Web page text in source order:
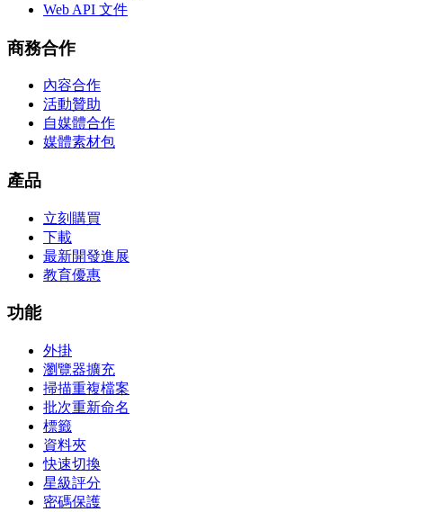
Web API 文件
商務合作
內容合作
活動贊助
自媒體合作
媒體素材包
產品
立刻購買
下載
最新開發進展
教育優惠
功能
外掛
瀏覽器擴充
掃描重複檔案
批次重新命名
標籤
資料夾
快速切換
星級評分
密碼保護